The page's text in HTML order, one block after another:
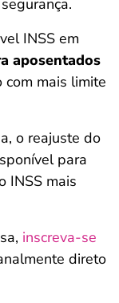
INSS em
aposentados
com mais limite
o reajuste do
para
INSS mais
inscreva-se
direto